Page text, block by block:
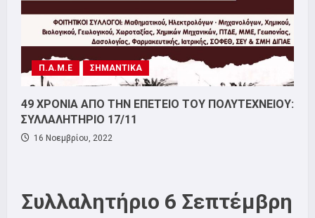
Π.Α.Μ.Ε ΣΗΜΑΝΤΙΚΑ
49 ΧΡΟΝΙΑ ΑΠΟ ΤΗΝ ΕΠΕΤΕΙΟ ΤΟΥ ΠΟΛΥΤΕΧΝΕΙΟΥ:
ΣΥΛΛΑΛΗΤΗΡΙΟ 17/11
16 Νοεμβρίου, 2022
Συλλαλητήριο 6 Σεπτέμβρη